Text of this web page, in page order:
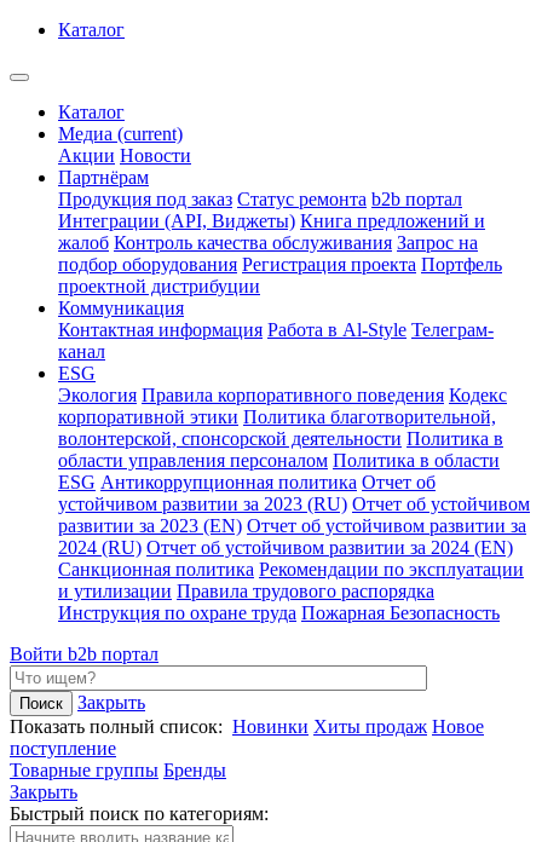
Каталог
Каталог
Медиа (current)
Акции Новости
Партнёрам
Продукция под заказ Статус ремонта b2b портал
Интеграции (API, Виджеты) Книга предложений и
жалоб Контроль качества обслуживания Запрос на
подбор оборудования Регистрация проекта Портфель
проектной дистрибуции
Коммуникация
Контактная информация Работа в Al-Style Телеграм-
канал
ESG
Экология Правила корпоративного поведения Кодекс
корпоративной этики Политика благотворительной,
волонтерской, спонсорской деятельности Политика в
области управления персоналом Политика в области
ESG Антикоррупционная политика Отчет об
устойчивом развитии за 2023 (RU) Отчет об устойчивом
развитии за 2023 (EN) Отчет об устойчивом развитии за
2024 (RU) Отчет об устойчивом развитии за 2024 (EN)
Санкционная политика Рекомендации по эксплуатации
и утилизации Правила трудового распорядка
Инструкция по охране труда Пожарная Безопасность
Войти b2b портал
Закрыть
Показать полный список: Новинки Хиты продаж Новое
поступление
Товарные группы Бренды
Закрыть
Быстрый поиск по категориям: